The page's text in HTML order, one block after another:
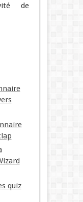
de
quiz